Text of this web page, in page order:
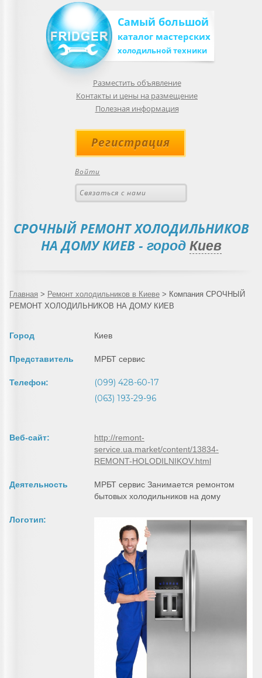
Самый большой
каталог мастерских
холодильной техники
Разместить объявление
Контакты и цены на размещение
Полезная информация
Регистрация
Войти
Связаться с нами
СРОЧНЫЙ РЕМОНТ ХОЛОДИЛЬНИКОВ
НА ДОМУ КИЕВ- город Киев
Главная > Ремонт холодильников в Киеве > Компания СРОЧНЫЙ
РЕМОНТ ХОЛОДИЛЬНИКОВ НА ДОМУ КИЕВ
Город Киев
Представитель МРБТ сервис
Телефон:
(099) 428-60-17
(063) 193-29-96
Веб-сайт:
http://remont-
service.ua.market/content/13834-
REMONT-HOLODILNIKOV.html
Деятельность
МРБТ сервис Занимается ремонтом
бытовых холодильников на дому
Логотип: